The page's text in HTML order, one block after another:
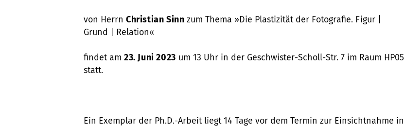
von Herrn Christian Sinn zum Thema »Die Plastizität der Fotografie. Figur |
Grund | Relation«
findet am 23. Juni 2023 um 13 Uhr in der Geschwister-Scholl-Str. 7 im Raum HP05
statt.
Ein Exemplar der Ph.D.-Arbeit liegt 14 Tage vor dem Termin zur Einsichtnahme in